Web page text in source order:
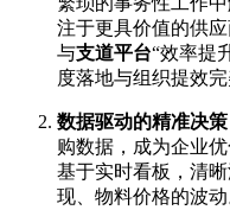
注于更具价值的供
与支道平台“效率提
度落地与组织提效完
数据驱动的精准决策
购数据，成为企业
基于实时看板，清
现、物料价格的波